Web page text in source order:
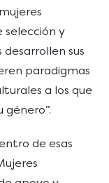
selección y
sus
paradigmas
a los que
de esas